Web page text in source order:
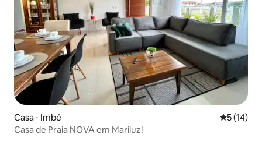
Casa ⋅ Imbé 5 de uma
5 (14)
Casa de Praia NOVA em Mariluz!